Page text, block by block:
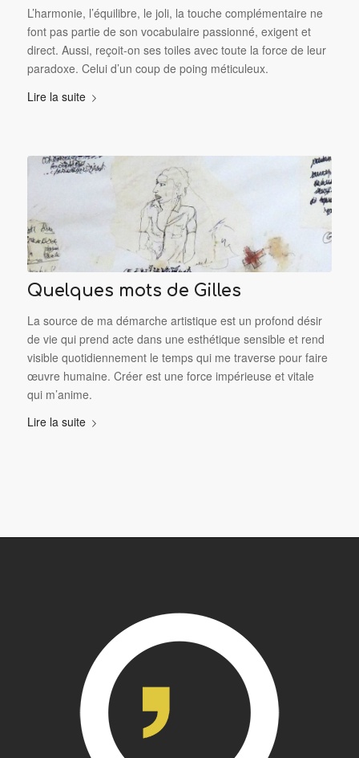
L’harmonie, l’équilibre, le joli, la touche complémentaire ne
font pas partie de son vocabulaire passionné, exigent et
direct. Aussi, reçoit-on ses toiles avec toute la force de leur
paradoxe. Celui d’un coup de poing méticuleux.
Lire la suite
Quelques mots de Gilles
La source de ma démarche artistique est un profond désir
de vie qui prend acte dans une esthétique sensible et rend
visible quotidiennement le temps qui me traverse pour faire
œuvre humaine. Créer est une force impérieuse et vitale
qui m’anime.
Lire la suite